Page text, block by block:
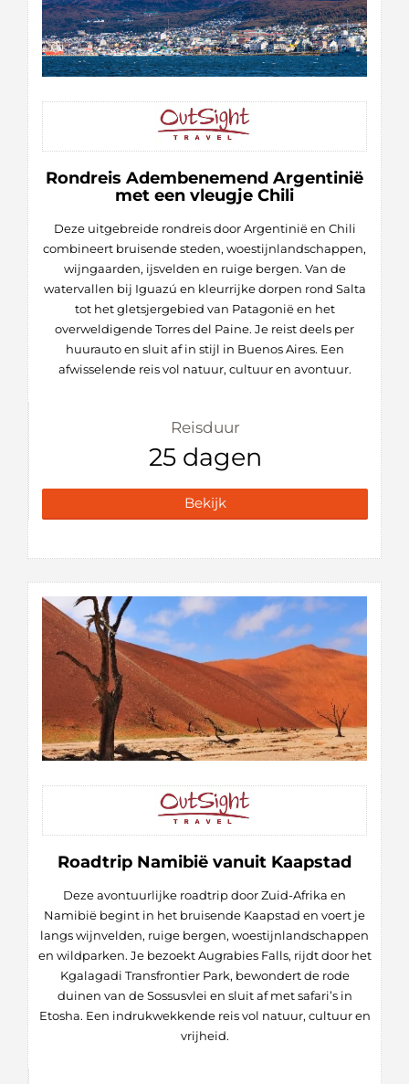
Rondreis Adembenemend Argentinië
met een vleugje Chili
Deze uitgebreide rondreis door Argentinië en Chili
combineert bruisende steden, woestijnlandschappen,
wijngaarden, ijsvelden en ruige bergen. Van de
watervallen bij Iguazú en kleurrijke dorpen rond Salta
tot het gletsjergebied van Patagonië en het
overweldigende Torres del Paine. Je reist deels per
huurauto en sluit af in stijl in Buenos Aires. Een
afwisselende reis vol natuur, cultuur en avontuur.
Reisduur
25 dagen
Bekijk
Roadtrip Namibië vanuit Kaapstad
Deze avontuurlijke roadtrip door Zuid-Afrika en
Namibië begint in het bruisende Kaapstad en voert je
langs wijnvelden, ruige bergen, woestijnlandschappen
en wildparken. Je bezoekt Augrabies Falls, rijdt door het
Kgalagadi Transfrontier Park, bewondert de rode
duinen van de Sossusvlei en sluit af met safari’s in
Etosha. Een indrukwekkende reis vol natuur, cultuur en
vrijheid.